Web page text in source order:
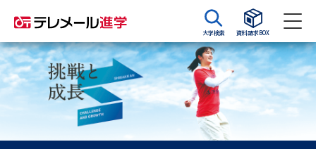
大学検索 資料請求BOX
資料請求 資料検索
大学・短大の資料種類から請求